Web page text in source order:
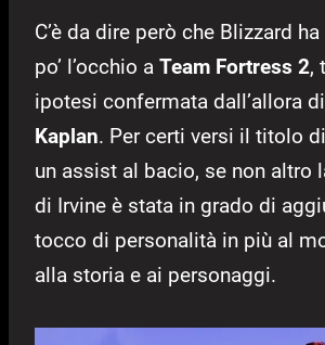
C’è da dire però che Blizzard
po’ l’occhio a Team Fortress 2,
ipotesi confermata dall’allora
Kaplan. Per certi versi il titolo
un assist al bacio, se non altro
di Irvine è stata in grado di
tocco di personalità in più al
alla storia e ai personaggi.